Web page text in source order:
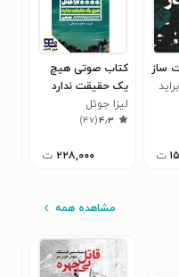
ساز
ت
کتاب صوتی هیچ
یک حقیقت ندارد
لیزا جوئل
۴٫۳(۴۷)
۲۲۸,۰۰۰ ت
مشاهده همه